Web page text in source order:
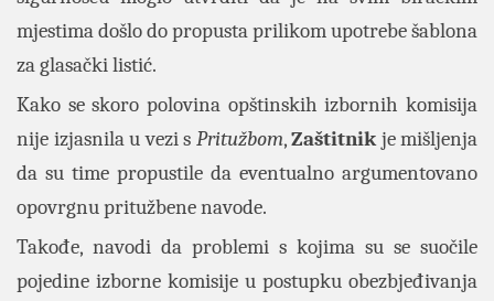
mjestima došlo do propusta prilikom upotrebe šablona
za glasački listić.
Kako se skoro polovina opštinskih izbornih komisija
nije izjasnila u vezi s Pritužbom,Zaštitnikje mišljenja
da su time propustile da eventualno argumentovano
opovrgnu pritužbene navode.
Takođe, navodi da problemi s kojima su se suočile
pojedine izborne komisije u postupku obezbjeđivanja